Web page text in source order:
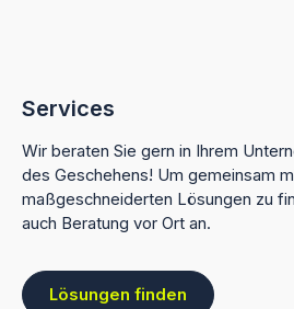
Services
Wir beraten Sie gern in Ihrem
des Geschehens! Um gemeinsam
maßgeschneiderten Lösungen zu
auch Beratung vor Ort an.
Lösungen finden